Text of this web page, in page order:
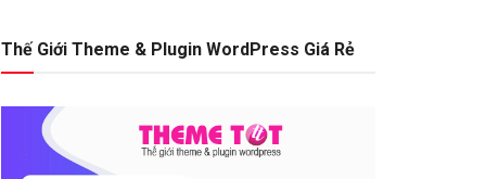
Thế Giới Theme & Plugin WordPress Giá Rẻ